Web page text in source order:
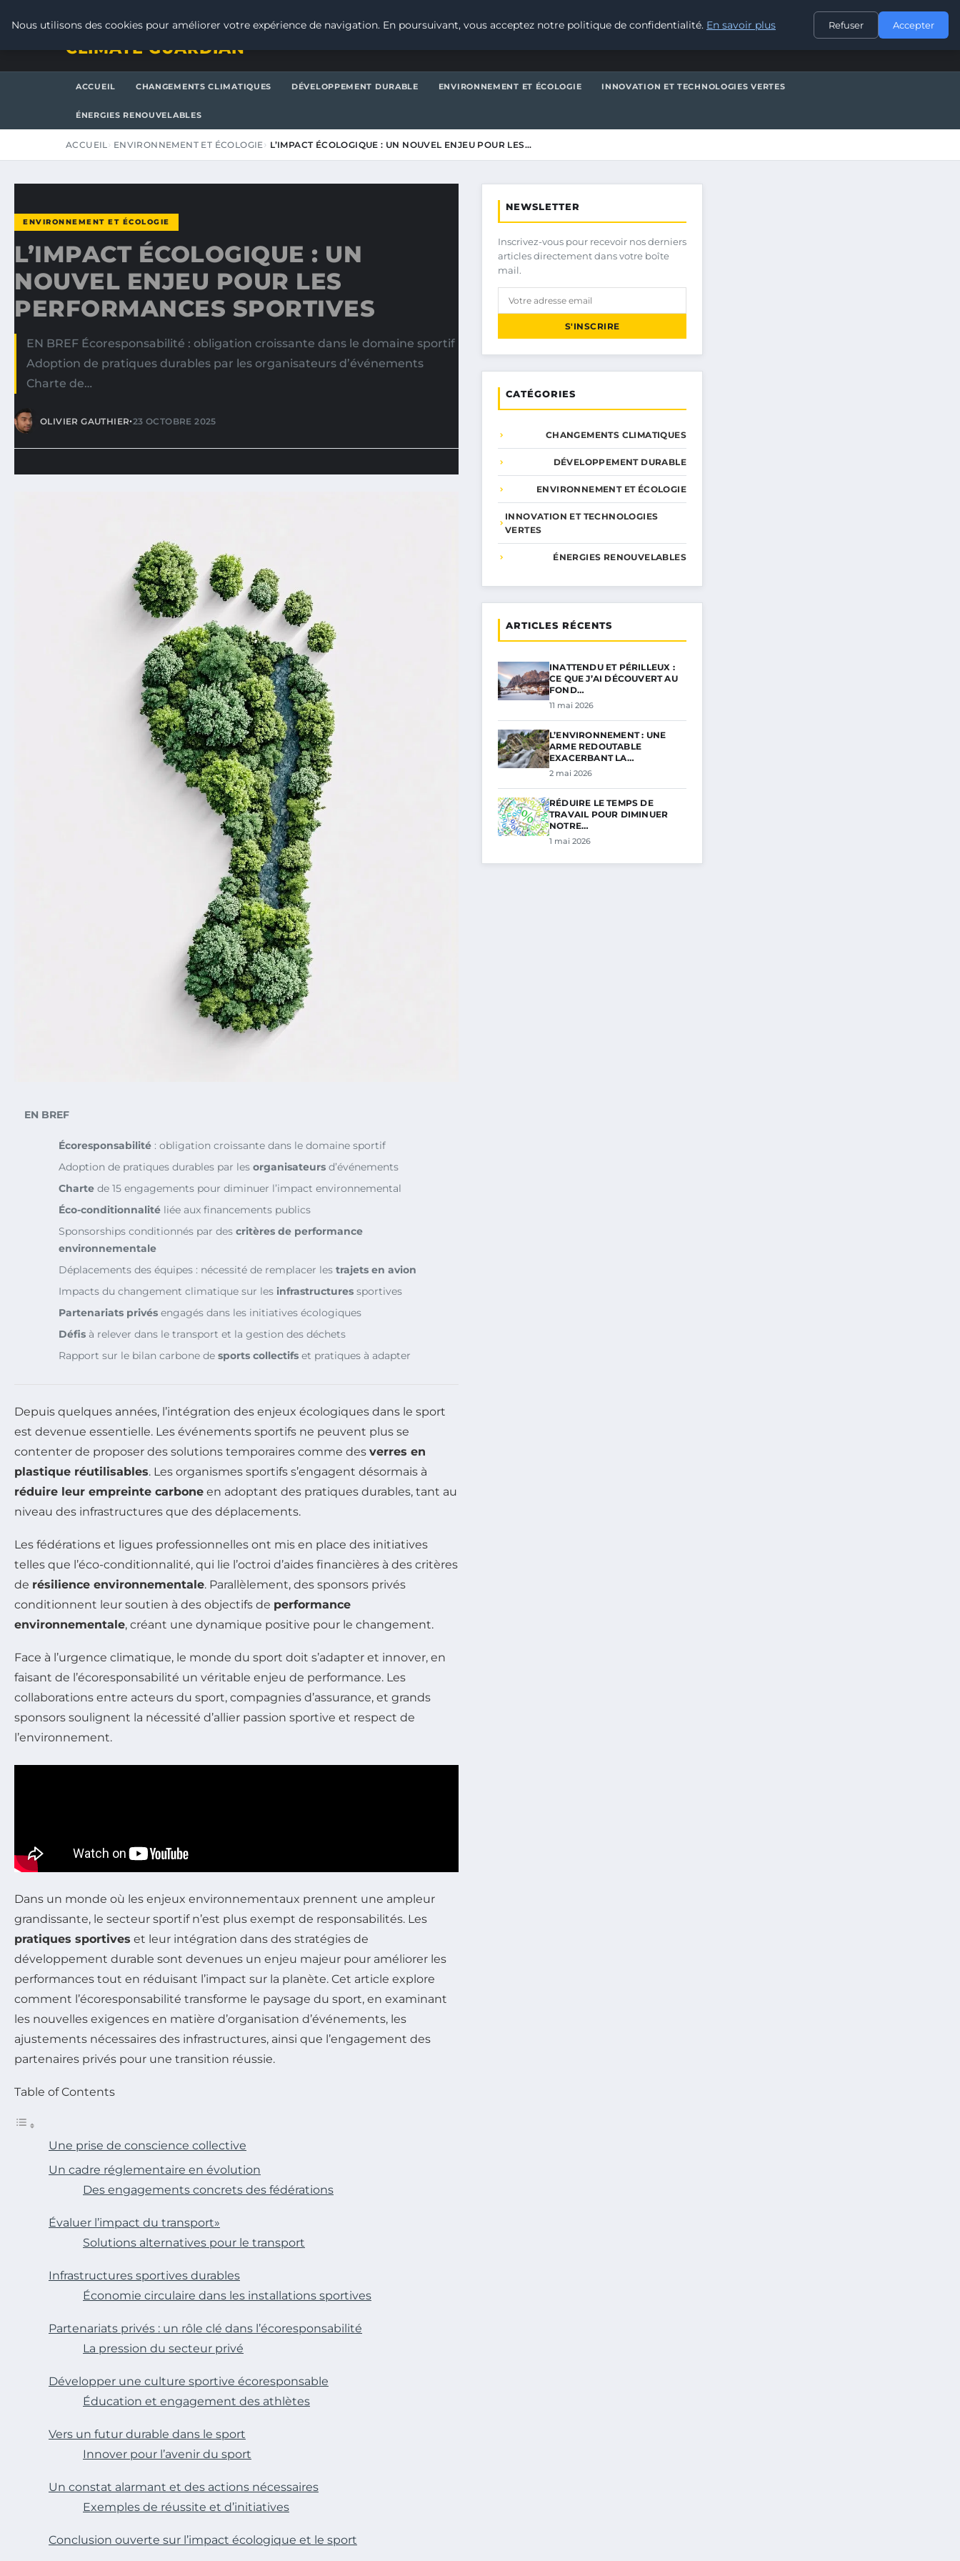
CONTACT
CLIMATE GUARDIAN
ACCUEIL CHANGEMENTS CLIMATIQUES DÉVELOPPEMENT DURABLE ENVIRONNEMENT ET ÉCOLOGIE INNOVATION ET TECHNOLOGIES VERTES
ÉNERGIES RENOUVELABLES
ACCUEIL ENVIRONNEMENT ET ÉCOLOGIE L’IMPACT ÉCOLOGIQUE : UN NOUVEL ENJEU POUR LES…
ENVIRONNEMENT ET ÉCOLOGIE
L’IMPACT ÉCOLOGIQUE : UN
NOUVEL ENJEU POUR LES
PERFORMANCES SPORTIVES
EN BREF Écoresponsabilité : obligation croissante dans le domaine sportif
Adoption de pratiques durables par les organisateurs d’événements
Charte de…
OLIVIER GAUTHIER•23 OCTOBRE 2025
EN BREF
Écoresponsabilité : obligation croissante dans le domaine sportif
Adoption de pratiques durables par les organisateurs d’événements
Charte de 15 engagements pour diminuer l’impact environnemental
Éco-conditionnalité liée aux financements publics
Sponsorships conditionnés par des critères de performance
environnementale
Déplacements des équipes : nécessité de remplacer les trajets en avion
Impacts du changement climatique sur les infrastructures sportives
Partenariats privés engagés dans les initiatives écologiques
Défis à relever dans le transport et la gestion des déchets
Rapport sur le bilan carbone de sports collectifs et pratiques à adapter
Depuis quelques années, l’intégration des enjeux écologiques dans le sport
est devenue essentielle. Les événements sportifs ne peuvent plus se
contenter de proposer des solutions temporaires comme des verres en
plastique réutilisables. Les organismes sportifs s’engagent désormais à
réduire leur empreinte carbone en adoptant des pratiques durables, tant au
niveau des infrastructures que des déplacements.
Les fédérations et ligues professionnelles ont mis en place des initiatives
telles que l’éco-conditionnalité, qui lie l’octroi d’aides financières à des critères
de résilience environnementale. Parallèlement, des sponsors privés
conditionnent leur soutien à des objectifs de performance
environnementale, créant une dynamique positive pour le changement.
Face à l’urgence climatique, le monde du sport doit s’adapter et innover, en
faisant de l’écoresponsabilité un véritable enjeu de performance. Les
collaborations entre acteurs du sport, compagnies d’assurance, et grands
sponsors soulignent la nécessité d’allier passion sportive et respect de
l’environnement.
Dans un monde où les enjeux environnementaux prennent une ampleur
grandissante, le secteur sportif n’est plus exempt de responsabilités. Les
pratiques sportives et leur intégration dans des stratégies de
développement durable sont devenues un enjeu majeur pour améliorer les
performances tout en réduisant l’impact sur la planète. Cet article explore
comment l’écoresponsabilité transforme le paysage du sport, en examinant
les nouvelles exigences en matière d’organisation d’événements, les
ajustements nécessaires des infrastructures, ainsi que l’engagement des
partenaires privés pour une transition réussie.
Table of Contents
Une prise de conscience collective
Un cadre réglementaire en évolution
Des engagements concrets des fédérations
Évaluer l’impact du transport»
Solutions alternatives pour le transport
Infrastructures sportives durables
Économie circulaire dans les installations sportives
Partenariats privés : un rôle clé dans l’écoresponsabilité
La pression du secteur privé
Développer une culture sportive écoresponsable
Éducation et engagement des athlètes
Vers un futur durable dans le sport
Innover pour l’avenir du sport
Un constat alarmant et des actions nécessaires
Exemples de réussite et d’initiatives
Conclusion ouverte sur l’impact écologique et le sport
NEWSLETTER
Inscrivez-vous pour recevoir nos derniers
articles directement dans votre boîte
mail.
S'INSCRIRE
CATÉGORIES
CHANGEMENTS CLIMATIQUES
DÉVELOPPEMENT DURABLE
ENVIRONNEMENT ET ÉCOLOGIE
INNOVATION ET TECHNOLOGIES
VERTES
ÉNERGIES RENOUVELABLES
ARTICLES RÉCENTS
INATTENDU ET PÉRILLEUX :
CE QUE J’AI DÉCOUVERT AU
FOND…
11 mai 2026
L’ENVIRONNEMENT : UNE
ARME REDOUTABLE
EXACERBANT LA…
2 mai 2026
RÉDUIRE LE TEMPS DE
TRAVAIL POUR DIMINUER
NOTRE…
1 mai 2026
Nous utilisons des cookies pour améliorer votre expérience de navigation. En poursuivant, vous acceptez notre politique de confidentialité. En savoir plus Refuser Accepter